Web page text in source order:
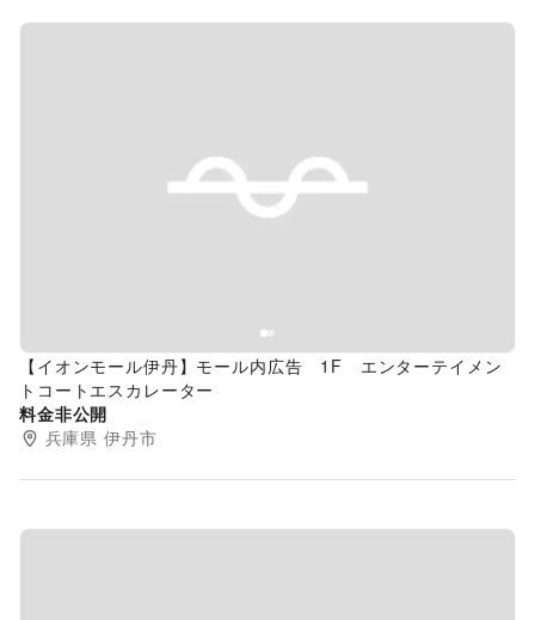
Previous slide
【イオンモール伊丹】モール内広告 1F エンターテイメン
トコートエスカレーター
料金非公開
兵庫県 伊丹市